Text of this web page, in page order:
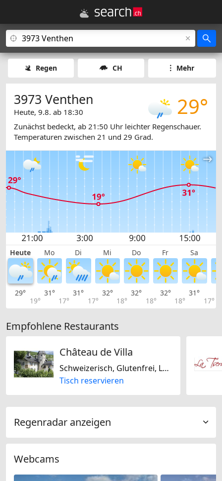
Regen CH Mehr
29°
3973 Venthen
Heute, 9.8. ab 18:30
Zunächst bedeckt, ab 21:50 Uhr leichter Regenschauer.
Temperaturen zwischen 21 und 29 Grad.
Heute Mo Di Mi Do Fr Sa
29°
19°
31°
17°
31°
17°
32°
18°
32°
18°
32°
18°
31°
17°
Empfohlene Restaurants
Château de Villa
Schweizerisch, Glutenfrei, Laktosefrei
Tisch reservieren
Regenradar anzeigen
Webcams